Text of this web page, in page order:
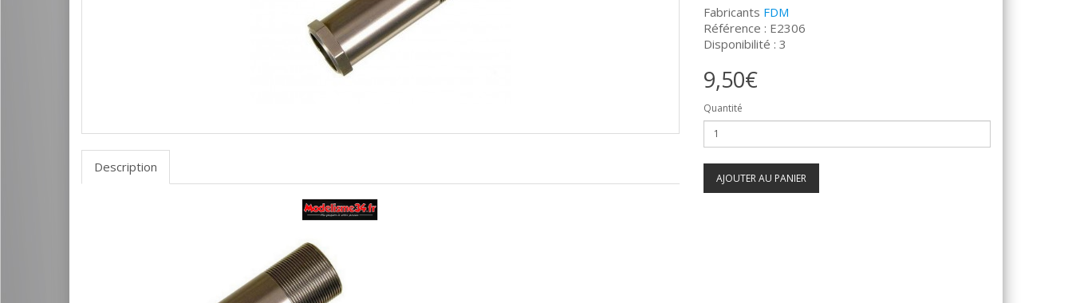
Description
Fabricants FDM
Référence : E2306
Disponibilité : 3
9,50€
Quantité
AJOUTER AU PANIER